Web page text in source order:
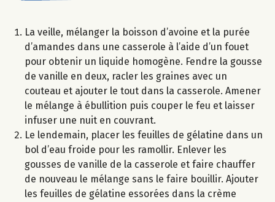
La veille, mélanger la boisson d’avoine et la purée
d’amandes dans une casserole à l’aide d’un fouet
pour obtenir un liquide homogène. Fendre la gousse
de vanille en deux, racler les graines avec un
couteau et ajouter le tout dans la casserole. Amener
le mélange à ébullition puis couper le feu et laisser
infuser une nuit en couvrant.
Le lendemain, placer les feuilles de gélatine dans un
bol d’eau froide pour les ramollir. Enlever les
gousses de vanille de la casserole et faire chauffer
de nouveau le mélange sans le faire bouillir. Ajouter
les feuilles de gélatine essorées dans la crème